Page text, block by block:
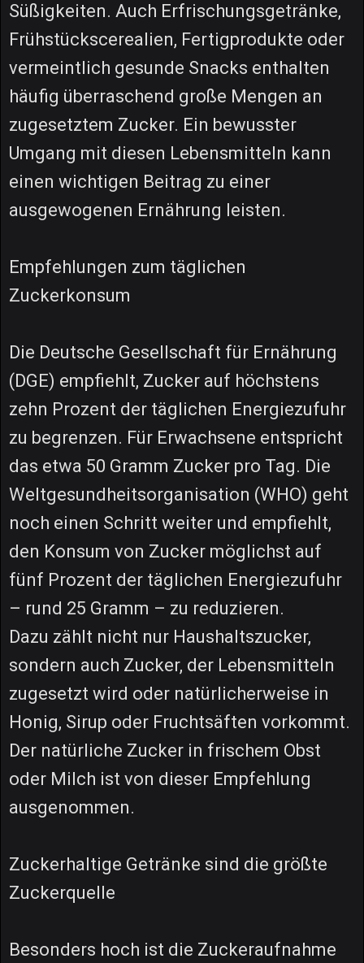
Süßigkeiten. Auch Erfrischungsgetränke,
Frühstückscerealien, Fertigprodukte oder
vermeintlich gesunde Snacks enthalten
häufig überraschend große Mengen an
zugesetztem Zucker. Ein bewusster
Umgang mit diesen Lebensmitteln kann
einen wichtigen Beitrag zu einer
ausgewogenen Ernährung leisten.
Empfehlungen zum täglichen
Zuckerkonsum
Die Deutsche Gesellschaft für Ernährung
(DGE) empfiehlt, Zucker auf höchstens
zehn Prozent der täglichen Energiezufuhr
zu begrenzen. Für Erwachsene entspricht
das etwa 50 Gramm Zucker pro Tag. Die
Weltgesundheitsorganisation (WHO) geht
noch einen Schritt weiter und empfiehlt,
den Konsum von Zucker möglichst auf
fünf Prozent der täglichen Energiezufuhr
– rund 25 Gramm – zu reduzieren.
Dazu zählt nicht nur Haushaltszucker,
sondern auch Zucker, der Lebensmitteln
zugesetzt wird oder natürlicherweise in
Honig, Sirup oder Fruchtsäften vorkommt.
Der natürliche Zucker in frischem Obst
oder Milch ist von dieser Empfehlung
ausgenommen.
Zuckerhaltige Getränke sind die größte
Zuckerquelle
Besonders hoch ist die Zuckeraufnahme